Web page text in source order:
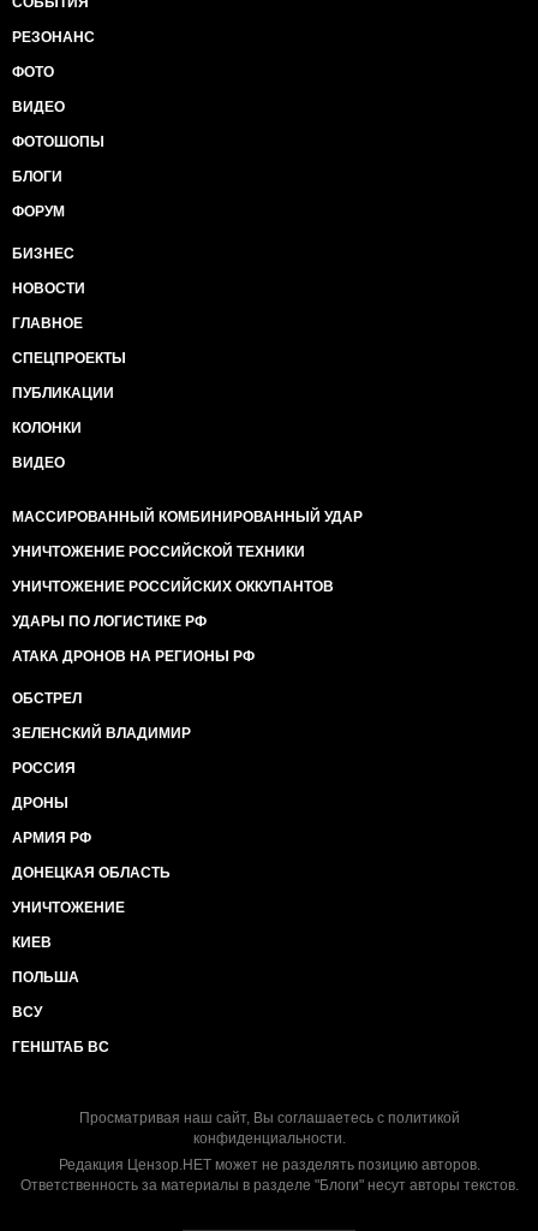
РЕЗОНАНС
ФОТО
ВИДЕО
ФОТОШОПЫ
БЛОГИ
ФОРУМ
БИЗНЕС
НОВОСТИ
ГЛАВНОЕ
СПЕЦПРОЕКТЫ
ПУБЛИКАЦИИ
КОЛОНКИ
ВИДЕО
МАССИРОВАННЫЙ КОМБИНИРОВАННЫЙ УДАР
УНИЧТОЖЕНИЕ РОССИЙСКОЙ ТЕХНИКИ
УНИЧТОЖЕНИЕ РОССИЙСКИХ ОККУПАНТОВ
УДАРЫ ПО ЛОГИСТИКЕ РФ
АТАКА ДРОНОВ НА РЕГИОНЫ РФ
ОБСТРЕЛ
ЗЕЛЕНСКИЙ ВЛАДИМИР
РОССИЯ
ДРОНЫ
АРМИЯ РФ
ДОНЕЦКАЯ ОБЛАСТЬ
УНИЧТОЖЕНИЕ
КИЕВ
ПОЛЬША
ВСУ
ГЕНШТАБ ВС
Просматривая наш сайт, Вы соглашаетесь с политикой
конфиденциальности.
Редакция Цензор.НЕТ может не разделять позицию авторов.
Ответственность за материалы в разделе "Блоги" несут авторы текстов.